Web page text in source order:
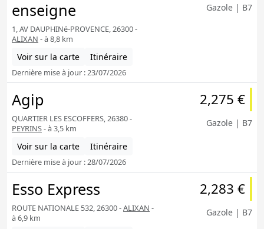
enseigne
1, AV DAUPHINé-PROVENCE, 26300 -
ALIXAN - à 8,8 km
Voir sur la carte Itinéraire
Dernière mise à jour : 23/07/2026
Gazole | B7
Agip
QUARTIER LES ESCOFFERS, 26380 -
PEYRINS- à 3,5 km
Voir sur la carte Itinéraire
Dernière mise à jour : 28/07/2026
2,275 €
Gazole | B7
Esso Express
ROUTE NATIONALE 532, 26300 -ALIXAN -
à 6,9 km
2,283 €
Gazole | B7